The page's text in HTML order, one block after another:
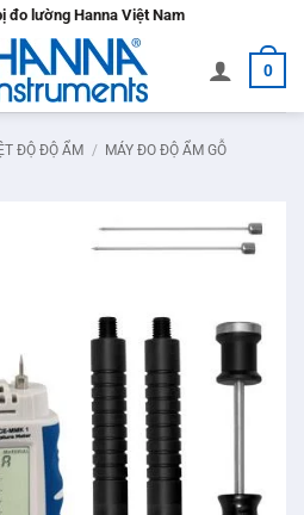
đo lường Hanna Việt Nam
0
ĐỘ ĐỘ ẨM / MÁY ĐO ĐỘ ẨM GỖ